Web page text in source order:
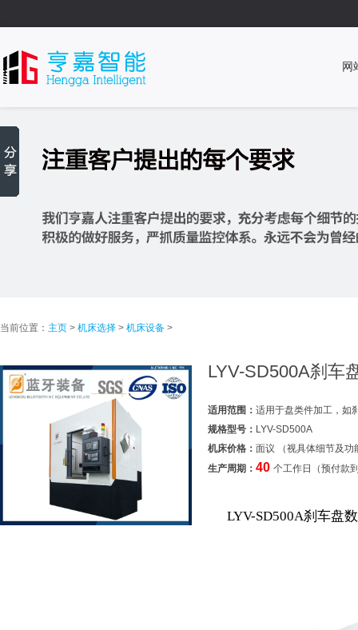
网
当前位置： 主页 > 机床选择 > 机床设备 >
LYV-SD500A刹车
适用范围： 适用于盘类件加工，如
规格型号： LYV-SD500A
机床价格： 面议 （视具体细节及功
生产周期： 40 个工作日（预付款
LYV-SD500A刹车盘